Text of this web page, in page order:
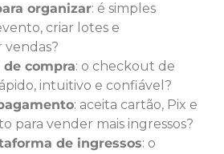
organizar: é simples
criar lotes e
vendas?
compra: o checkout de
intuitivo e confiável?
: aceita cartão, Pix e
para vender mais ingressos?
de ingressos: o